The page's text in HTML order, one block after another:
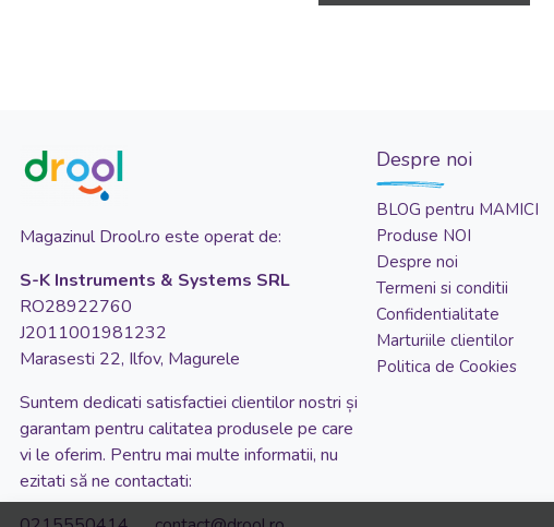
Momi
SPECTRA
WINFUN
Moulin Roty
Magazinul Drool.ro este operat de:
S-K Instruments & Systems SRL
RO28922760
J2011001981232
Marasesti 22, Ilfov, Magurele
Suntem dedicati satisfactiei clientilor nostri și
garantam pentru calitatea produsele pe care
vi le oferim. Pentru mai multe informatii, nu
ezitati să ne contactati:
Despre noi
BLOG pentru MAMICI
Produse NOI
Despre noi
Termeni si conditii
Confidentialitate
Marturiile clientilor
Politica de Cookies